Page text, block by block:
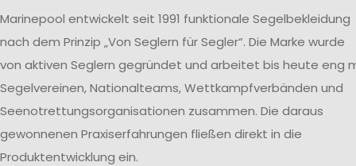
Marinepool entwickelt seit 1991 funktionale Segelbekleidung
nach dem Prinzip „Von Seglern für Segler“. Die Marke wurde
von aktiven Seglern gegründet und arbeitet bis heute eng
Segelvereinen, Nationalteams, Wettkampfverbänden und
Seenotrettungsorganisationen zusammen. Die daraus
gewonnenen Praxiserfahrungen fließen direkt in die
Produktentwicklung ein.